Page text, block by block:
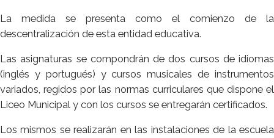
La medida se presenta como el comienzo de la
descentralización de esta entidad educativa.
Las asignaturas se compondrán de dos cursos de idiomas
(inglés y portugués) y cursos musicales de instrumentos
variados, regidos por las normas curriculares que dispone el
Liceo Municipal y con los cursos se entregarán certificados.
Los mismos se realizarán en las instalaciones de la escuela